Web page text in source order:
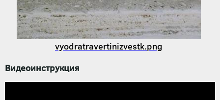
vyodratravertinizvestk.png
Видеоинструкция